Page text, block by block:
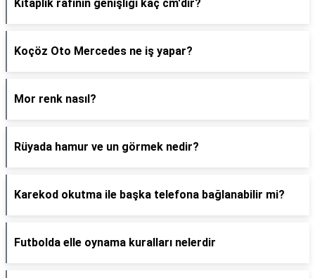
Kitaplık rafının genişliği kaç cm'dir?
Koçöz Oto Mercedes ne iş yapar?
Mor renk nasıl?
Rüyada hamur ve un görmek nedir?
Karekod okutma ile başka telefona bağlanabilir mi?
Futbolda elle oynama kuralları nelerdir